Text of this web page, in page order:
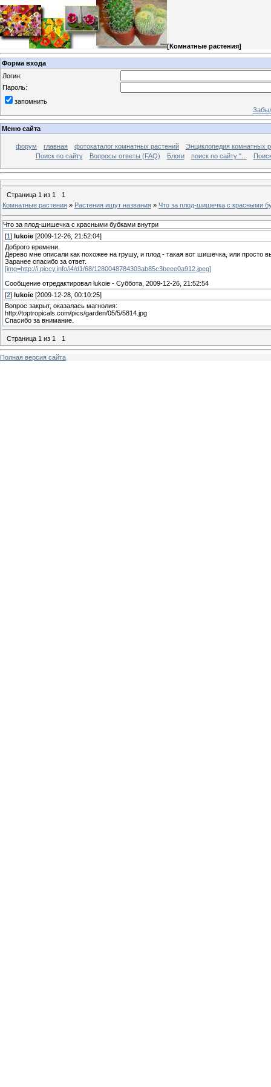
[Комнатные растения]
Форма входа
Логин:
Пароль:
запомнить
Меню сайта
форум главная фотокаталог комнатных растений
Энциклопедия комнатных
Поиск по сайту
Вопросы ответы (FAQ) Блоги поиск по сайту "...
Страница 1 из 1
1
Комнатные растения » Растения ищут названия » Что за плод-шишечка с красными
Что за плод-шишечка с красными бубками внутри
[1] lukoie [2009-12-26, 21:52:04]
Доброго времени.
Дерево мне описали как похожее на грушу, и плод - такая вот шишечка, или просто
Заранее спасибо за ответ.
[img=http://i.piccy.info/i4/d1/68/1280048784303ab85c3beee0a912.jpeg]
Сообщение отредактировал lukoie - Суббота, 2009-12-26, 21:52:54
[2] lukoie [2009-12-28, 00:10:25]
Вопрос закрыт, оказалась магнолия:
http://toptropicals.com/pics/garden/05/5/5814.jpg
Спасибо за внимание.
Страница 1 из 1 1
Полная версия сайта